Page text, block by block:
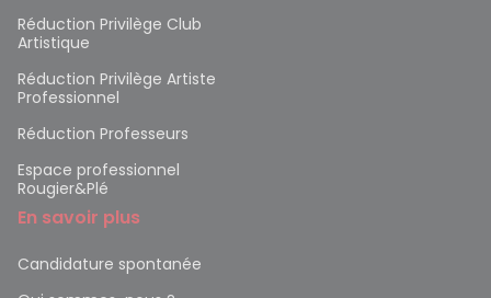
Réduction Privilège Club
Artistique
Réduction Privilège Artiste
Professionnel
Réduction Professeurs
Espace professionnel
Rougier&Plé
En savoir plus
Candidature spontanée